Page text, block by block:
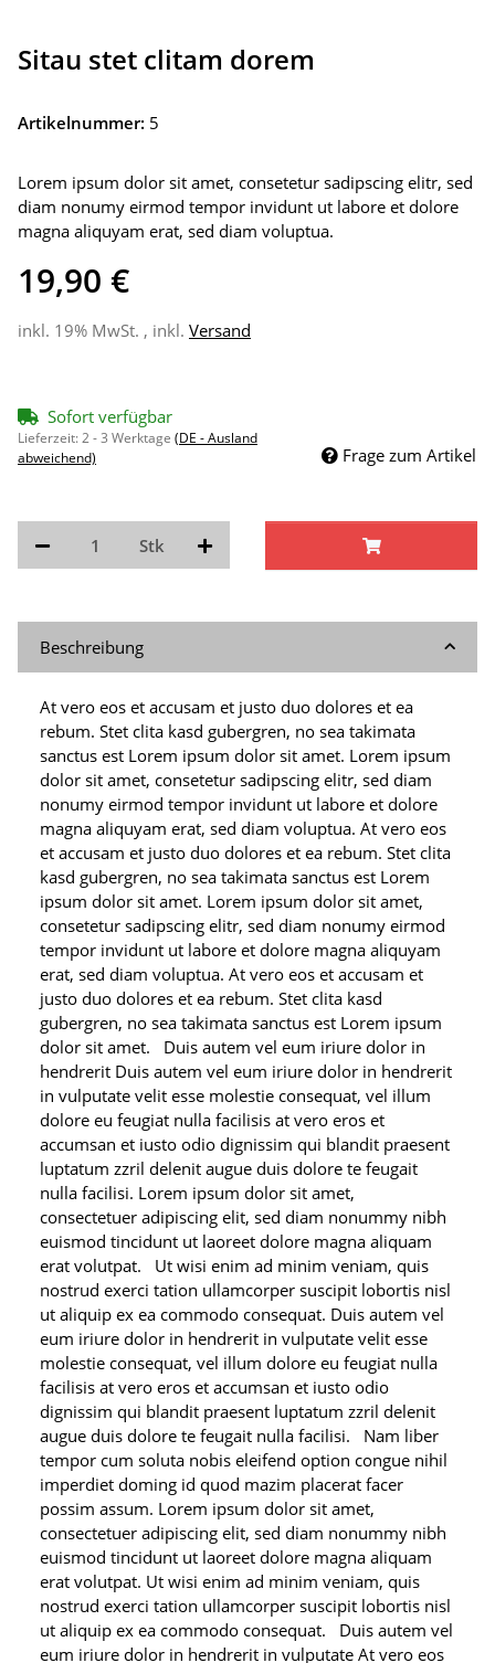
Sitau stet clitam dorem
Artikelnummer: 5
Lorem ipsum dolor sit amet, consetetur sadipscing elitr, sed
diam nonumy eirmod tempor invidunt ut labore et dolore
magna aliquyam erat, sed diam voluptua.
19,90 €
inkl. 19% MwSt. , inkl. Versand
Sofort verfügbar
Lieferzeit:2 - 3 Werktage (DE - Ausland
abweichend)
Frage zum Artikel
Stk
Beschreibung
At vero eos et accusam et justo duo dolores et ea
rebum. Stet clita kasd gubergren, no sea takimata
sanctus est Lorem ipsum dolor sit amet. Lorem ipsum
dolor sit amet, consetetur sadipscing elitr, sed diam
nonumy eirmod tempor invidunt ut labore et dolore
magna aliquyam erat, sed diam voluptua. At vero eos
et accusam et justo duo dolores et ea rebum. Stet clita
kasd gubergren, no sea takimata sanctus est Lorem
ipsum dolor sit amet. Lorem ipsum dolor sit amet,
consetetur sadipscing elitr, sed diam nonumy eirmod
tempor invidunt ut labore et dolore magna aliquyam
erat, sed diam voluptua. At vero eos et accusam et
justo duo dolores et ea rebum. Stet clita kasd
gubergren, no sea takimata sanctus est Lorem ipsum
dolor sit amet. Duis autem vel eum iriure dolor in
hendrerit Duis autem vel eum iriure dolor in hendrerit
in vulputate velit esse molestie consequat, vel illum
dolore eu feugiat nulla facilisis at vero eros et
accumsan et iusto odio dignissim qui blandit praesent
luptatum zzril delenit augue duis dolore te feugait
nulla facilisi. Lorem ipsum dolor sit amet,
consectetuer adipiscing elit, sed diam nonummy nibh
euismod tincidunt ut laoreet dolore magna aliquam
erat volutpat. Ut wisi enim ad minim veniam, quis
nostrud exerci tation ullamcorper suscipit lobortis nisl
ut aliquip ex ea commodo consequat. Duis autem vel
eum iriure dolor in hendrerit in vulputate velit esse
molestie consequat, vel illum dolore eu feugiat nulla
facilisis at vero eros et accumsan et iusto odio
dignissim qui blandit praesent luptatum zzril delenit
augue duis dolore te feugait nulla facilisi. Nam liber
tempor cum soluta nobis eleifend option congue nihil
imperdiet doming id quod mazim placerat facer
possim assum. Lorem ipsum dolor sit amet,
consectetuer adipiscing elit, sed diam nonummy nibh
euismod tincidunt ut laoreet dolore magna aliquam
erat volutpat. Ut wisi enim ad minim veniam, quis
nostrud exerci tation ullamcorper suscipit lobortis nisl
ut aliquip ex ea commodo consequat. Duis autem vel
eum iriure dolor in hendrerit in vulputate At vero eos